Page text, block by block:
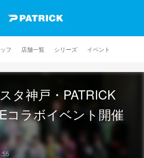
フ 店舗一覧 シリーズ イベント
タ神戸・PATRICK
コラボイベント開催